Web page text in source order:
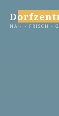
Inhalt
springen
NAH - FRISCH -